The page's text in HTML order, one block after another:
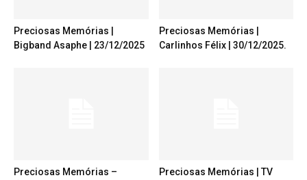
Preciosas Memórias |
Bigband Asaphe | 23/12/2025
Preciosas Memórias |
Carlinhos Félix | 30/12/2025.
Preciosas Memórias –
Preciosas Memórias | TV